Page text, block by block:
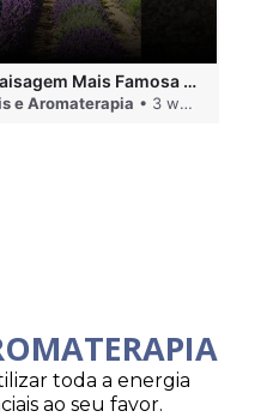
QUINARÍ - Sénanque, a Paisagem Mais Famosa da Aromaterapia
e Aromaterapia • 3 weeks ago
toda a energia
ao seu favor.